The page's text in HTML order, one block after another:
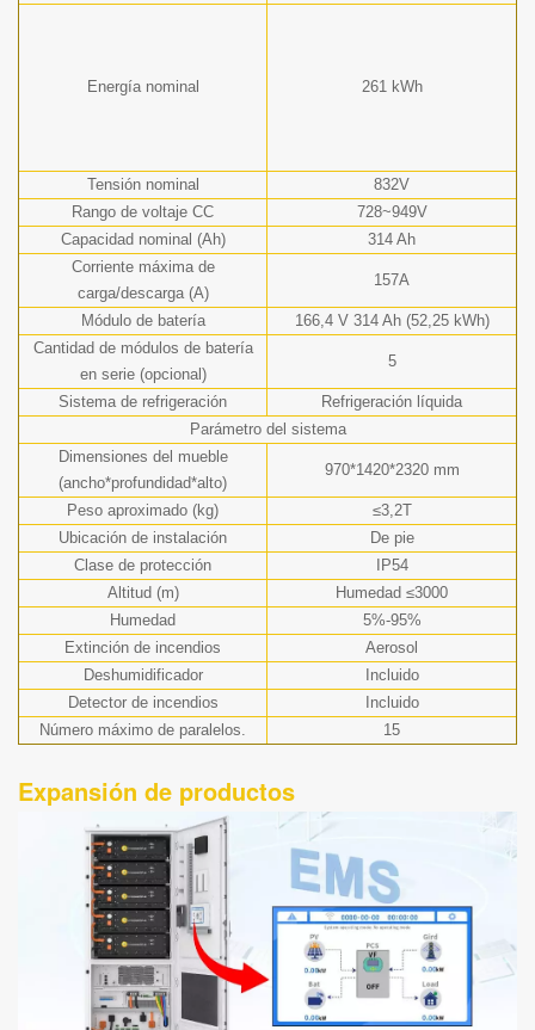
Energía nominal 261 kWh
Tensión nominal
832V
Rango de voltaje CC
728~949V
Capacidad nominal (Ah)
314 Ah
Corriente máxima de
carga/descarga (A)
157A
Módulo de batería
166,4 V 314 Ah (52,25 kWh)
Cantidad de módulos de batería
en serie (opcional)
5
Sistema de refrigeración
Refrigeración líquida
Parámetro del sistema
Dimensiones del mueble
(ancho*profundidad*alto)
970*1420*2320 mm
Peso aproximado (kg)
≤3,2T
Ubicación de instalación
De pie
Clase de protección
IP54
Altitud (m)
Humedad ≤3000
Humedad
5%-95%
Extinción de incendios
Aerosol
Deshumidificador
Incluido
Detector de incendios
Incluido
Número máximo de paralelos.
15
Expansión de productos